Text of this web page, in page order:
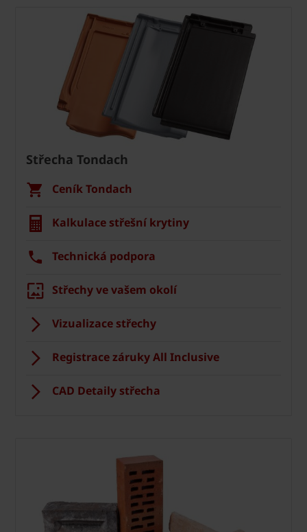
Střecha Tondach
Ceník Tondach
Kalkulace střešní krytiny
Technická podpora
Střechy ve vašem okolí
Vizualizace střechy
Registrace záruky All Inclusive
CAD Detaily střecha